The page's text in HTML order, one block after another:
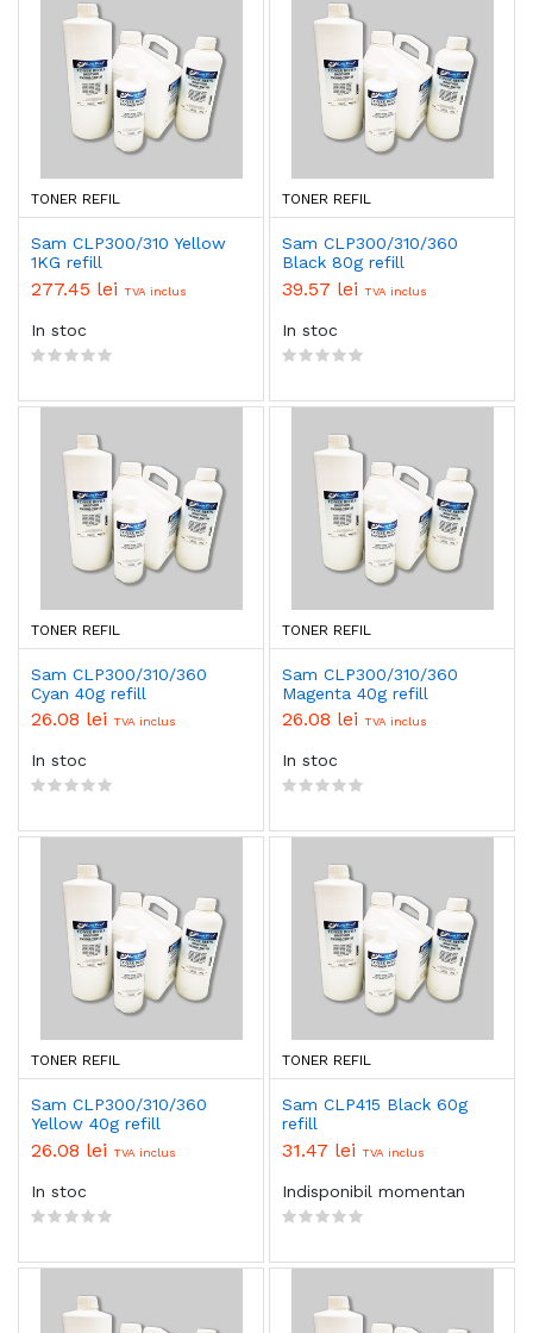
TONER REFIL
Sam CLP300/310 Yellow
1KG refill
277.45 lei TVA inclus
In stoc
TONER REFIL
Sam CLP300/310/360
Black 80g refill
39.57 lei TVA inclus
In stoc
TONER REFIL
Sam CLP300/310/360
Cyan 40g refill
26.08 lei TVA inclus
In stoc
TONER REFIL
Sam CLP300/310/360
Magenta 40g refill
26.08 lei TVA inclus
In stoc
TONER REFIL
Sam CLP300/310/360
Yellow 40g refill
26.08 lei TVA inclus
In stoc
TONER REFIL
Sam CLP415 Black 60g
refill
31.47 lei TVA inclus
Indisponibil momentan